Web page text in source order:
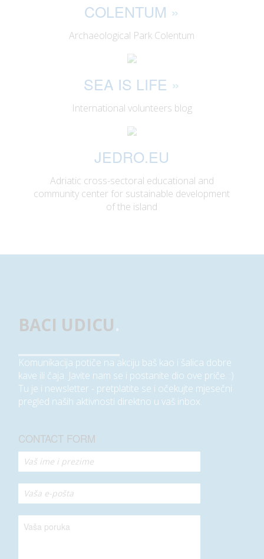
COLENTUM »
Archaeological Park Colentum
SEA IS LIFE »
International volunteers blog
JEDRO.EU
Adriatic cross-sectoral educational and
community center for sustainable development
of the island
BACI UDICU
Komunikacija potiče na akciju baš kao i šalica dobre
kave ili čaja. Javite nam se i postanite dio ove priče. :)
Tu je i newsletter - pretplatite se i očekujte mjesečni
pregled naših aktivnosti direktno u vaš inbox.
CONTACT FORM